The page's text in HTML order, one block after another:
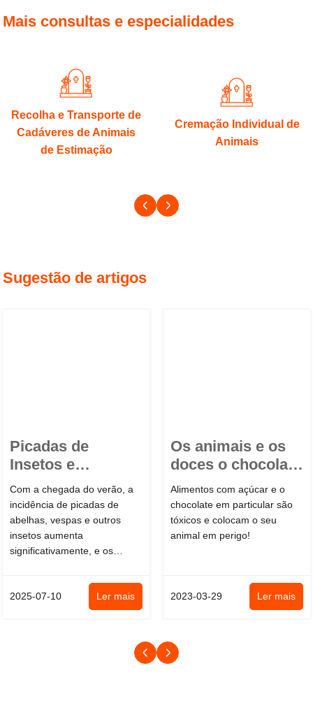
Mais consultas e especialidades
Recolha e Transporte de
Cadáveres de Animais
de Estimação
Cremação Individual de
Animais
Sugestão de artigos
Picadas de
Insetos e
Angioedema em
Cães e Gatos - ...
Com a chegada do verão, a
incidência de picadas de
abelhas, vespas e outros
insetos aumenta
significativamente, e os
patas estão mais expostos ...
2025-07-10
Ler mais
Os animais e os
doces o chocolate
em particular – ...
Alimentos com açúcar e o
chocolate em particular são
tóxicos e colocam o seu
animal em perigo!
2023-03-29 Ler mais